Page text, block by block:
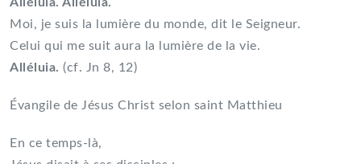
Moi, je suis la lumière du monde, dit le Seigneur.
Celui qui me suit aura la lumière de la vie.
Alléluia. (cf. Jn 8, 12)
Évangile de Jésus Christ selon saint Matthieu
En ce temps-là,